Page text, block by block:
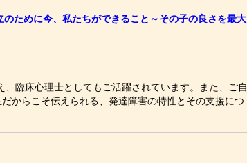
ために今、私たちができること～その子の良さを最大
臨床心理士としてもご活躍されています。また、ご自
からこそ伝えられる、発達障害の特性とその支援につ